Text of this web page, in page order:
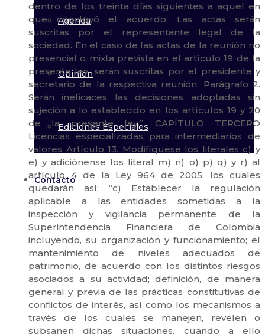
Agenda
Opinión
Ediciones Especiales
Contacto